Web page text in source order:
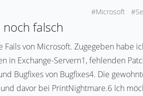
#Microsoft
falsch
von Microsoft. Zugegeben habe
in Exchange-Servern1, fehlenden
Bugfixes von Bugfixes4. Die
davor bei PrintNightmare.6 Ich